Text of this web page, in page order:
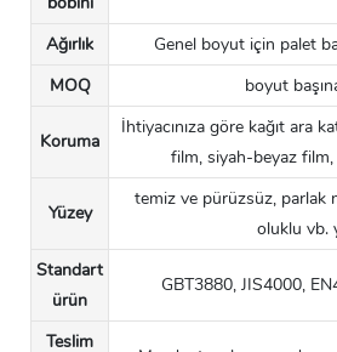
Ağırlık
Genel boyut için palet
MOQ
boyut
Koruma
İhtiyacınıza göre kağıt ara
film, siyah-beyaz
Yüzey
temiz ve pürüzsüz, parlak
oluklu vb.
Standart
ürün
GBT3880, JIS4000,
Teslim